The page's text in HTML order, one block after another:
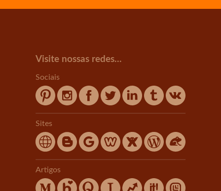
Visite nossas redes...
Sociais
Sites
Artigos